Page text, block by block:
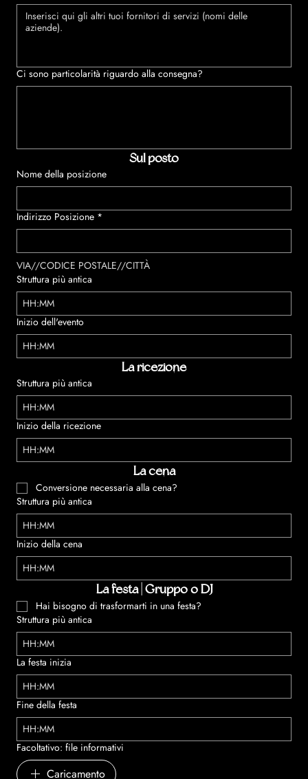
Ci sono particolarità riguardo alla consegna?
Sul posto
Nome della posizione
Indirizzo Posizione *
VIA//CODICE POSTALE//CITTÀ
Struttura più antica
:
Inizio dell'evento
:
La ricezione
Struttura più antica
:
Inizio della ricezione
:
La cena
Conversione necessaria alla cena?
Struttura più antica
:
Inizio della cena
:
La festa | Gruppo o DJ
Hai bisogno di trasformarti in una festa?
Struttura più antica
:
La festa inizia
:
Fine della festa
:
Facoltativo: file informativi
Caricamento